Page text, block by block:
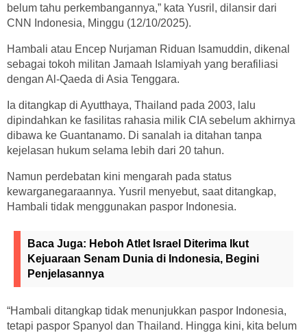
belum tahu perkembangannya,” kata Yusril, dilansir dari
CNN Indonesia, Minggu (12/10/2025).
Hambali atau Encep Nurjaman Riduan Isamuddin, dikenal
sebagai tokoh militan Jamaah Islamiyah yang berafiliasi
dengan Al-Qaeda di Asia Tenggara.
Ia ditangkap di Ayutthaya, Thailand pada 2003, lalu
dipindahkan ke fasilitas rahasia milik CIA sebelum akhirnya
dibawa ke Guantanamo. Di sanalah ia ditahan tanpa
kejelasan hukum selama lebih dari 20 tahun.
Namun perdebatan kini mengarah pada status
kewarganegaraannya. Yusril menyebut, saat ditangkap,
Hambali tidak menggunakan paspor Indonesia.
Baca Juga: Heboh Atlet Israel Diterima Ikut
Kejuaraan Senam Dunia di Indonesia, Begini
Penjelasannya
“Hambali ditangkap tidak menunjukkan paspor Indonesia,
tetapi paspor Spanyol dan Thailand. Hingga kini, kita belum